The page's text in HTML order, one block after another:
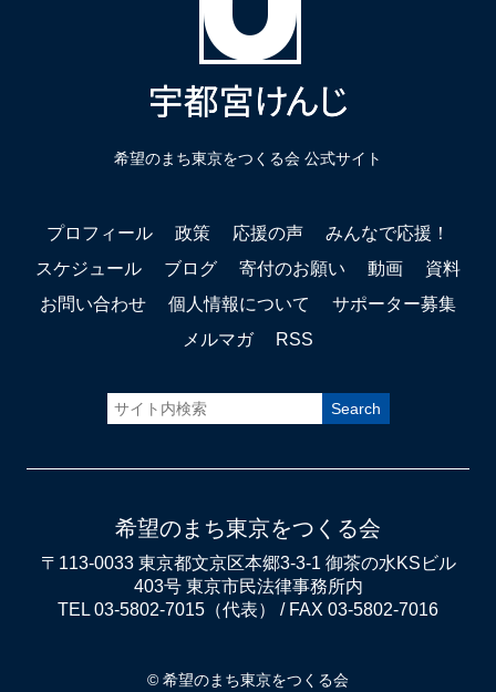
希望のまち東京をつくる会 公式サイト
プロフィール 政策 応援の声
みんなで応援！
スケジュール
ブログ 寄付のお願い 動画
資料
お問い合わせ
個人情報について
サポーター募集
メルマガ
RSS
希望のまち東京をつくる会
〒113-0033 東京都文京区本郷3-3-1 御茶の水KSビル
403号 東京市民法律事務所内
TEL 03-5802-7015（代表） / FAX 03-5802-7016
© 希望のまち東京をつくる会